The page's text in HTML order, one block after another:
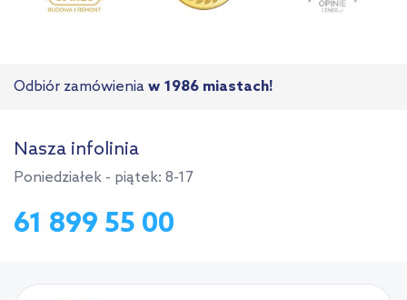
Odbiór zamówienia w 1986 miastach!
Nasza infolinia
Poniedziałek - piątek: 8-17
61 899 55 00